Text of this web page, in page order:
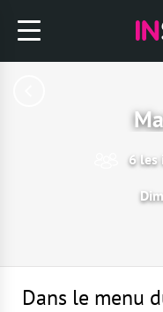
6 les
Dans le menu